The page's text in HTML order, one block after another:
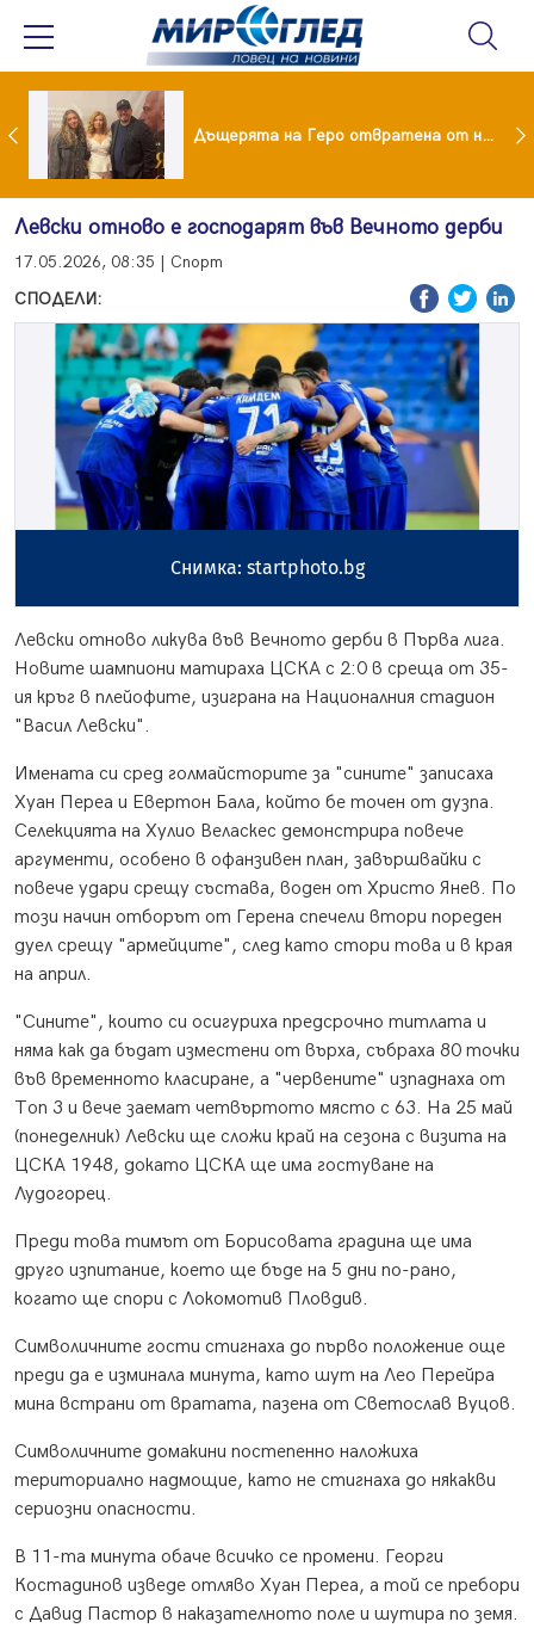
Тодор Батков омъжи дъщеря си Калина! Дъщерята на Геро отвратена от него след развода!
Левски отново е господарят във Вечното дерби
17.05.2026, 08:35 | Спорт
СПОДЕЛИ:
Снимка: startphoto.bg
Левски отново ликува във Вечното дерби в Първа лига.
Новите шампиони матираха ЦСКА с 2:0 в среща от 35-
ия кръг в плейофите, изиграна на Националния стадион
"Васил Левски".
Имената си сред голмайсторите за "сините" записаха
Хуан Переа и Евертон Бала, който бе точен от дузпа.
Селекцията на Хулио Веласкес демонстрира повече
аргументи, особено в офанзивен план, завършвайки с
повече удари срещу състава, воден от Христо Янев. По
този начин отборът от Герена спечели втори пореден
дуел срещу "армейците", след като стори това и в края
на април.
"Сините", които си осигуриха предсрочно титлата и
няма как да бъдат изместени от върха, събраха 80 точки
във временното класиране, а "червените" изпаднаха от
Топ 3 и вече заемат четвъртото място с 63. На 25 май
(понеделник) Левски ще сложи край на сезона с визита на
ЦСКА 1948, докато ЦСКА ще има гостуване на
Лудогорец.
Преди това тимът от Борисовата градина ще има
друго изпитание, което ще бъде на 5 дни по-рано,
когато ще спори с Локомотив Пловдив.
Символичните гости стигнаха до първо положение още
преди да е изминала минута, като шут на Лео Перейра
мина встрани от вратата, пазена от Светослав Вуцов.
Символичните домакини постепенно наложиха
териториално надмощие, като не стигнаха до някакви
сериозни опасности.
В 11-та минута обаче всичко се промени. Георги
Костадинов изведе отляво Хуан Переа, а той се пребори
с Давид Пастор в наказателното поле и шутира по земя.